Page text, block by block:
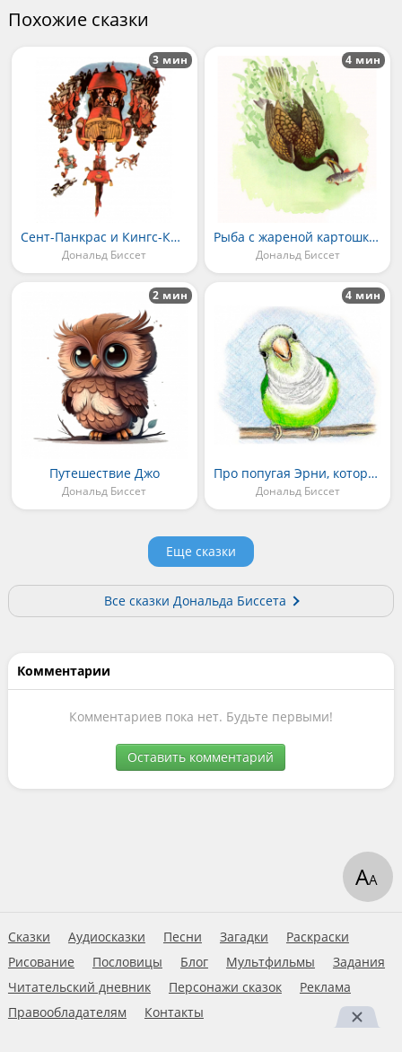
Похожие сказки
Сент-Панкрас и Кингс-Кросс
Дональд Биссет
3 мин
Рыба с жареной картошкой
Дональд Биссет
4 мин
Путешествие Джо
Дональд Биссет
2 мин
Про попугая Эрни, который заболел корью
Дональд Биссет
4 мин
Еще сказки
Все сказки Дональда Биссета
Комментарии
Комментариев пока нет. Будьте первыми!
Оставить комментарий
Сказки Аудиосказки Песни Загадки
Раскраски
Рисование
Пословицы Блог Мультфильмы
Задания
Читательский дневник
Персонажи сказок
Реклама
Правообладателям
Контакты
АА